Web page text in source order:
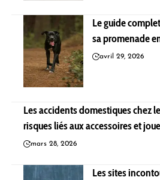
Le guide
sa promenade
avril 29, 2026
Les accidents domestiques chez
risques liés aux accessoires et
mars 28, 2026
Les sites